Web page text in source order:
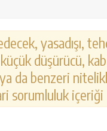
yasadışı,
düşürücü,
da benzeri
sorumluluk